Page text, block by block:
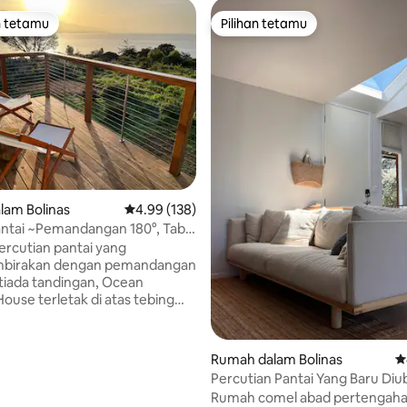
5, 289 ulasan
tetamu
tetamu
Bolinas Penarafan purata 4.99 daripada 5, 138 ulasan
4.99 (138)
~Pemandangan 180°, Tab
Hiasan Dalaman
pantai yang
dengan pemandangan
tandingan, Ocean
terletak di atas tebing
Pilihan tetamu
Pilihan tetamu
Rumah dalam Bolinas
Percutian Pantai Yang Baru
Rumah comel abad